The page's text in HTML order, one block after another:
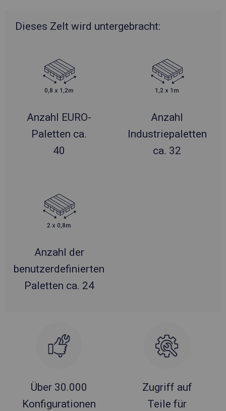
Dieses Zelt wird untergebracht:
Anzahl EURO-
Paletten ca.
40
Anzahl
Industriepaletten
ca. 32
Anzahl der
benutzerdefinierten
Paletten ca. 24
Über 30.000
Konfigurationen
Zugriff auf
Teile für